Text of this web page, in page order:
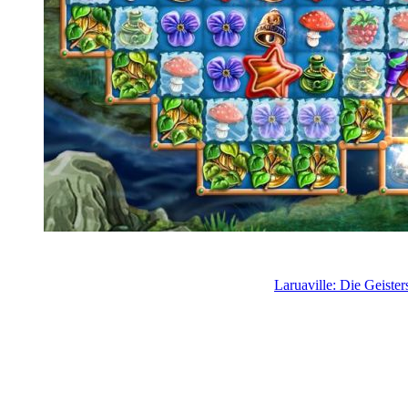
Laruaville: Die